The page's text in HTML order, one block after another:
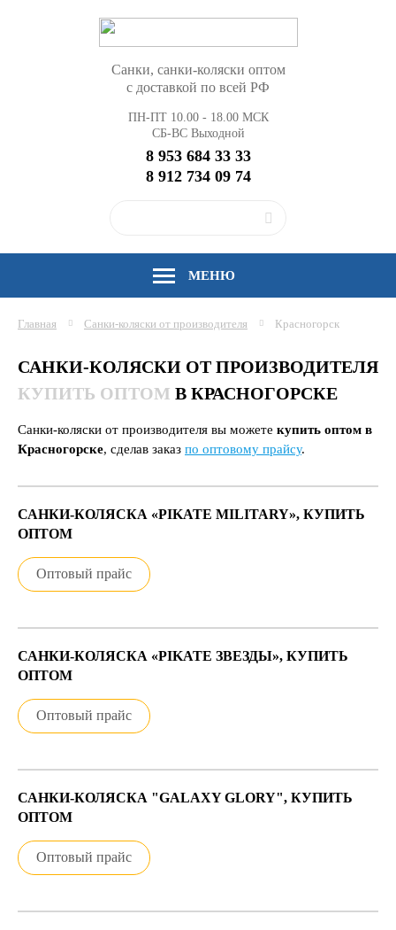
Санки, санки-коляски оптом
с доставкой по всей РФ
ПН-ПТ 10.00 - 18.00 МСК
СБ-ВС Выходной
8 953 684 33 33
8 912 734 09 74
МЕНЮ
Главная Санки-коляски от производителя Красногорск
САНКИ-КОЛЯСКИ ОТ ПРОИЗВОДИТЕЛЯ
КУПИТЬ ОПТОМ В КРАСНОГОРСКЕ
Санки-коляски от производителя вы можете купить оптом в
Красногорске, сделав заказ по оптовому прайсу.
САНКИ-КОЛЯСКА «PIKATE MILITARY», КУПИТЬ
ОПТОМ
Оптовый прайс
САНКИ-КОЛЯСКА «PIKATE ЗВЕЗДЫ», КУПИТЬ
ОПТОМ
Оптовый прайс
САНКИ-КОЛЯСКА "GALAXY GLORY", КУПИТЬ
ОПТОМ
Оптовый прайс